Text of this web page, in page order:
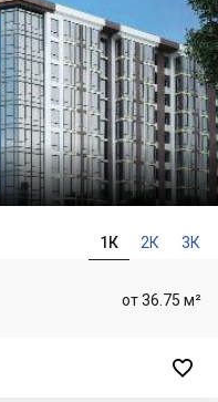
1К 2К 3К
от 36.75 м²
